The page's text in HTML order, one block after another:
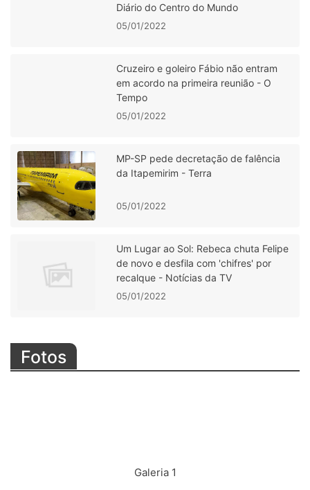
Diário do Centro do Mundo
05/01/2022
Cruzeiro e goleiro Fábio não entram
em acordo na primeira reunião - O
Tempo
05/01/2022
MP-SP pede decretação de falência
da Itapemirim - Terra
05/01/2022
Um Lugar ao Sol: Rebeca chuta Felipe
de novo e desfila com 'chifres' por
recalque - Notícias da TV
05/01/2022
Fotos
Galeria 1